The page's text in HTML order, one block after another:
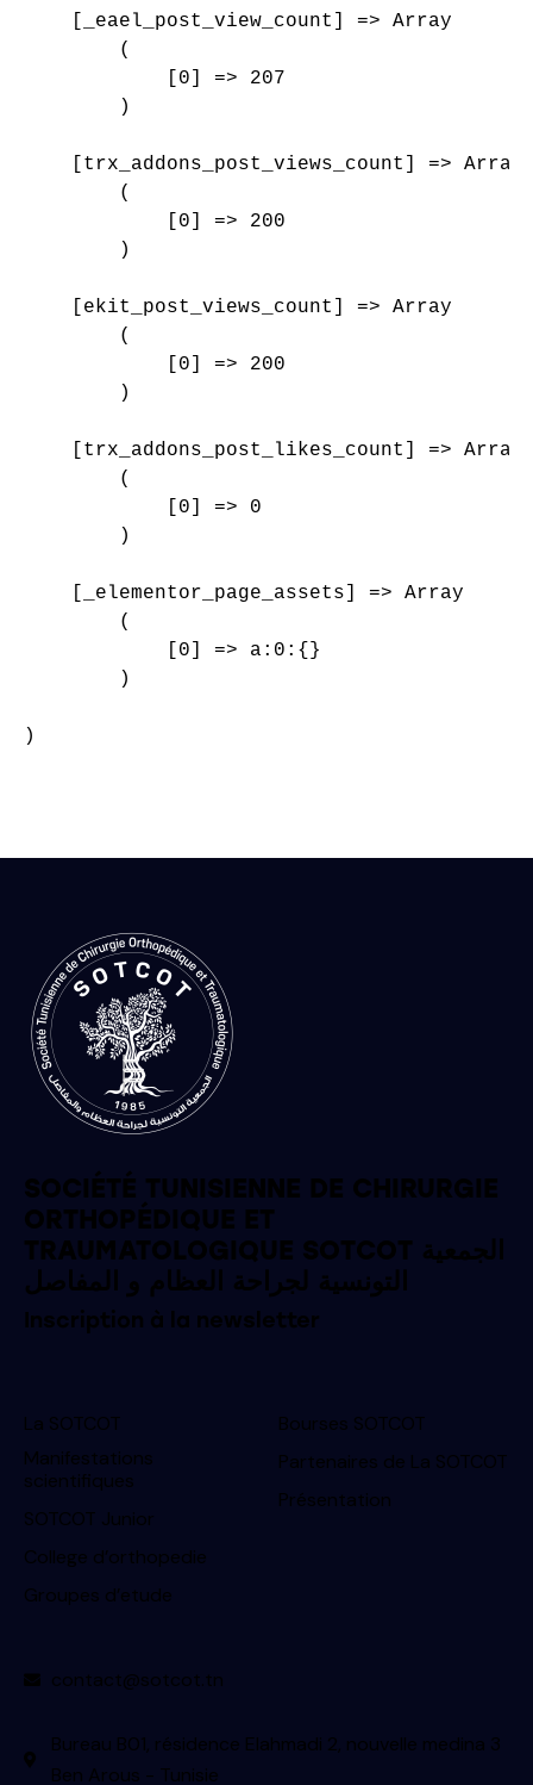
    [_eael_post_view_count] => Array
        (
            [0] => 207
        )
    [trx_addons_post_views_count] => Array
        (
            [0] => 200
        )
    [ekit_post_views_count] => Array
        (
            [0] => 200
        )
    [trx_addons_post_likes_count] => Array
        (
            [0] => 0
        )
    [_elementor_page_assets] => Array
        (
            [0] => a:0:{}
        )
)
SOCIÉTÉ TUNISIENNE DE CHIRURGIE
ORTHOPÉDIQUE ET
TRAUMATOLOGIQUE SOTCOT الجمعية
التونسية لجراحة العظام و المفاصل
Inscription à la newsletter
La SOTCOT
Manifestations
scientifiques
SOTCOT Junior
College d’orthopedie
Groupes d’etude
Bourses SOTCOT
Partenaires de La SOTCOT
Présentation
contact@sotcot.tn
Bureau B01, résidence Elahmadi 2, nouvelle medina 3
Ben Arous - Tunisie